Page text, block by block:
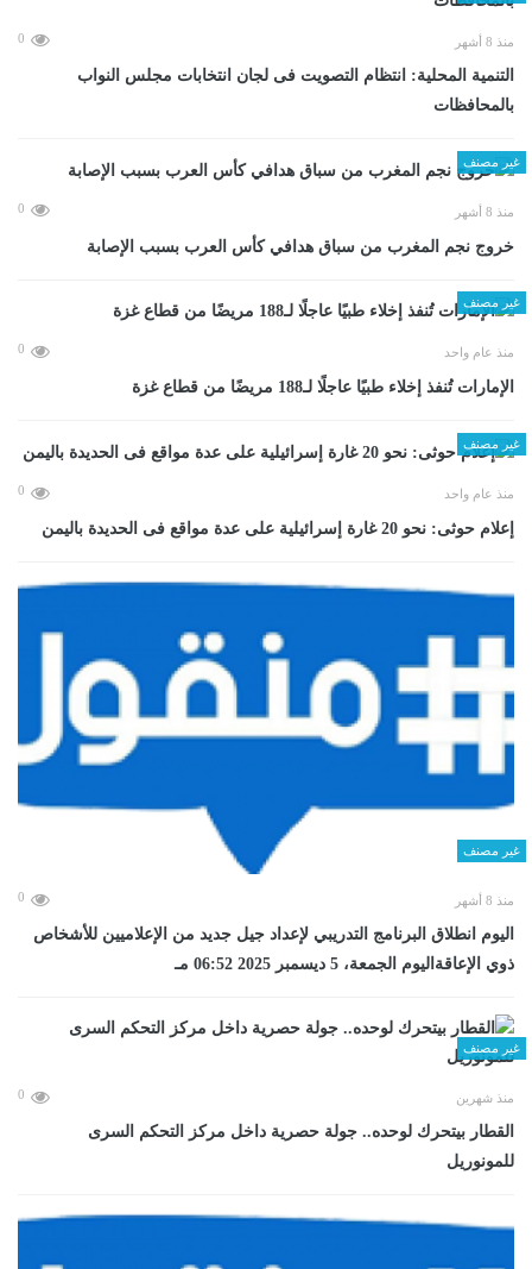
منذ 8 أشهر 0
التنمية المحلية: انتظام التصويت فى لجان انتخابات مجلس النواب
بالمحافظات
غير مصنف
منذ 8 أشهر 0
خروج نجم المغرب من سباق هدافي كأس العرب بسبب الإصابة
غير مصنف
منذ عام واحد 0
الإمارات تُنفذ إخلاء طبيًا عاجلًا لـ188 مريضًا من قطاع غزة
غير مصنف
منذ عام واحد 0
إعلام حوثى: نحو 20 غارة إسرائيلية على عدة مواقع فى الحديدة باليمن
غير مصنف
منذ 8 أشهر 0
اليوم انطلاق البرنامج التدريبي لإعداد جيل جديد من الإعلاميين للأشخاص
ذوي الإعاقةاليوم الجمعة، 5 ديسمبر 2025 06:52 مـ
غير مصنف
منذ شهرين 0
القطار بيتحرك لوحده.. جولة حصرية داخل مركز التحكم السرى
للمونوريل